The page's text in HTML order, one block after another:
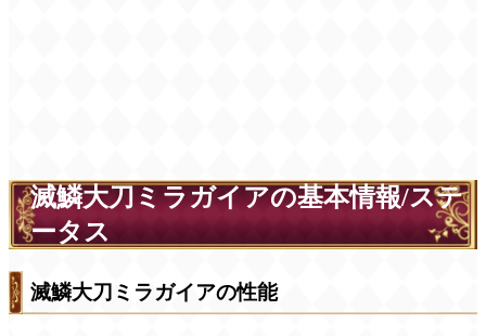
滅鱗大刀ミラガイアの基本情報/ステ
ータス
滅鱗大刀ミラガイアの性能